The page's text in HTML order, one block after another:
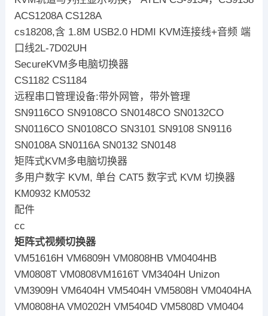
ACS1208A CS128A
cs18208,含 1.8M USB2.0 HDMI KVM连接线+音频 端
口线2L-7D02UH
SecureKVM多电脑切换器
CS1182 CS1184
远程串口管理设备:带外网管，带外管理
SN9116CO SN9108CO SN0148CO SN0132CO
SN0116CO SN0108CO SN3101 SN9108 SN9116
SN0108A SN0116A SN0132 SN0148
矩阵式KVM多电脑切换器
多用户数字 KVM, 单台 CAT5 数字式 KVM 切换器
KM0932 KM0532
配件
cc
矩阵式视频切换器
VM51616H VM6809H VM0808HB VM0404HB
VM0808T VM0808VM1616T VM3404H Unizon
VM3909H VM6404H VM5404H VM5808H VM0404HA
VM0808HA VM0202H VM5404D VM5808D VM0404